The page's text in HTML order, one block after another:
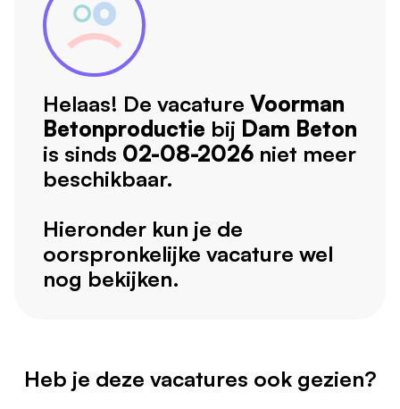
Helaas! De vacature Voorman
Betonproductie bij Dam Beton
is sinds 02-08-2026 niet meer
beschikbaar.
Hieronder kun je de
oorspronkelijke vacature wel
nog bekijken.
Heb je deze vacatures ook gezien?